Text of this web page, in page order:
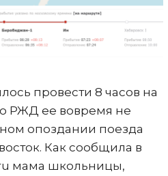
провести 8 часов на
РЖД ее вовремя не
опоздании поезда
Как сообщила в
мама школьницы,